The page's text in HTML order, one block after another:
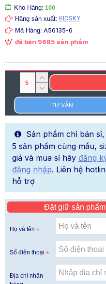
Kho Hàng: 100
Hãng sản xuất: KIDSKY
Mã Hàng: A56135-6
đã bán 9685 sản phẩm
TƯ VẤN
Sản phẩm chỉ bán
5 sản phẩm cùng mầu,
giá và mua sỉ hãy đăng
đăng nhập. Liên hệ
hỗ trợ
Đặt giữ sản
Họ và tên
Số điện thoại
Địa chỉ nhận